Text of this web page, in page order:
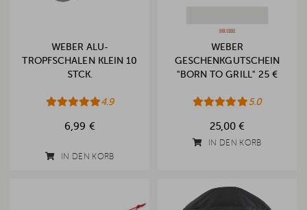
WEBER ALU-
TROPFSCHALEN KLEIN 10
STCK.
4.9
6,99 €
IN DEN KORB
WEBER
GESCHENKGUTSCHEIN
"BORN TO GRILL" 25 €
5.0
25,00 €
IN DEN KORB